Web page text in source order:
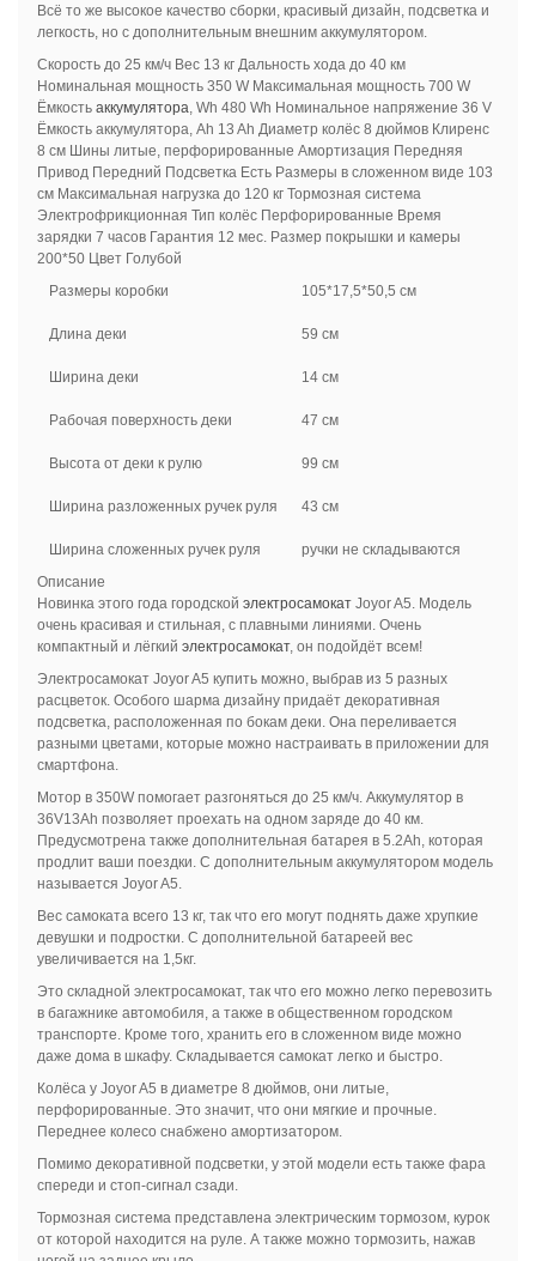
Всё то же высокое качество сборки, красивый дизайн, подсветка и
легкость, но с дополнительным внешним аккумулятором.
Скорость до 25 км/ч Вес 13 кг Дальность хода до 40 км
Номинальная мощность 350 W Максимальная мощность 700 W
Ёмкость аккумулятора, Wh 480 Wh Номинальное напряжение 36 V
Ёмкость аккумулятора, Ah 13 Ah Диаметр колёс 8 дюймов Клиренс
8 см Шины литые, перфорированные Амортизация Передняя
Привод Передний Подсветка Есть Размеры в сложенном виде 103
см Максимальная нагрузка до 120 кг Тормозная система
Электрофрикционная Тип колёс Перфорированные Время
зарядки 7 часов Гарантия 12 мес. Размер покрышки и камеры
200*50 Цвет Голубой
Размеры коробки
105*17,5*50,5 см
Длина деки 59 см
Ширина деки 14 см
Рабочая поверхность деки 47 см
Высота от деки к рулю 99 см
Ширина разложенных ручек руля 43 см
Ширина сложенных ручек руля
ручки не складываются
Описание
Новинка этого года городской электросамокатJoyor A5. Модель
очень красивая и стильная, с плавными линиями. Очень
компактный и лёгкий электросамокат, он подойдёт всем!
Электросамокат Joyor A5 купить можно, выбрав из 5 разных
расцветок. Особого шарма дизайну придаёт декоративная
подсветка, расположенная по бокам деки. Она переливается
разными цветами, которые можно настраивать в приложении для
смартфона.
Мотор в 350W помогает разгоняться до 25 км/ч. Аккумулятор в
36V13Ah позволяет проехать на одном заряде до 40 км.
Предусмотрена также дополнительная батарея в 5.2Ah, которая
продлит ваши поездки. С дополнительным аккумулятором модель
называется Joyor A5.
Вес самоката всего 13 кг, так что его могут поднять даже хрупкие
девушки и подростки. С дополнительной батареей вес
увеличивается на 1,5кг.
Это складной электросамокат, так что его можно легко перевозить
в багажнике автомобиля, а также в общественном городском
транспорте. Кроме того, хранить его в сложенном виде можно
даже дома в шкафу. Складывается самокат легко и быстро.
Колёса у Joyor A5 в диаметре 8 дюймов, они литые,
перфорированные. Это значит, что они мягкие и прочные.
Переднее колесо снабжено амортизатором.
Помимо декоративной подсветки, у этой модели есть также фара
спереди и стоп-сигнал сзади.
Тормозная система представлена электрическим тормозом, курок
от которой находится на руле. А также можно тормозить, нажав